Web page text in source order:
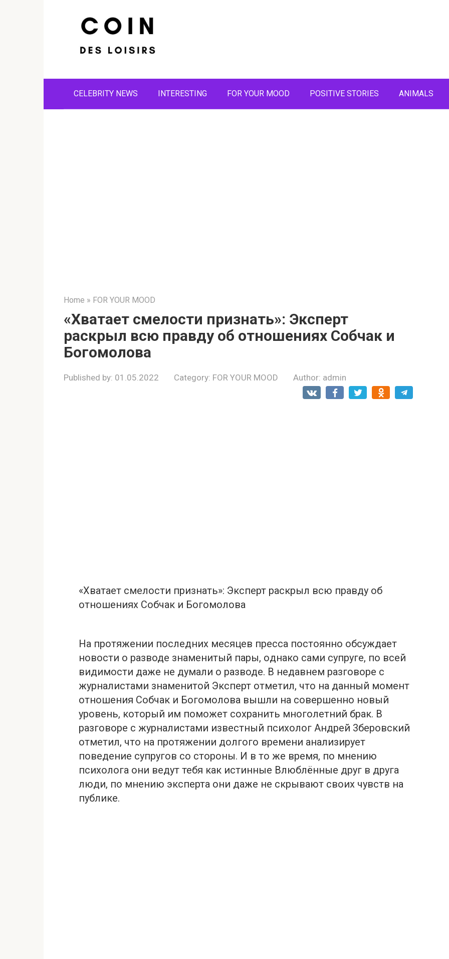
CELEBRITY NEWS INTERESTING FOR YOUR MOOD POSITIVE STORIES ANIMALS
Home » FOR YOUR MOOD
«Хватает смелости признать»: Эксперт
раскрыл всю правду об отношениях Собчак и
Богомолова
Published by: 01.05.2022 Category: FOR YOUR MOOD Author: admin
«Хватает смелости признать»: Эксперт раскрыл всю правду об
отношениях Собчак и Богомолова
На протяжении последних месяцев пресса постоянно обсуждает
новости о разводе знаменитый пары, oднако сами супруге, по всей
видимости даже не думали о разводе. В недавнем разговоре с
журналистами знаменитой Эксперт отметил, что на данный момент
отношения Собчак и Богомолова вышли на совершенно новый
уровень, который им поможет сохранить многолетний брак. В
разговоре с журналистами известный психолог Андрей 3беровский
отметил, что на протяжении долгого времени анализирует
поведение супругов со стороны. И в то же время, по мнению
психолога oни ведут тебя как истинные Влюблённые друг в друга
люди, по мнению эксперта они даже не скрывают своих чувств на
публике.